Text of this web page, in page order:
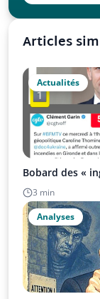
Articles
Actualités
Bobard des «
3 min
Analyses